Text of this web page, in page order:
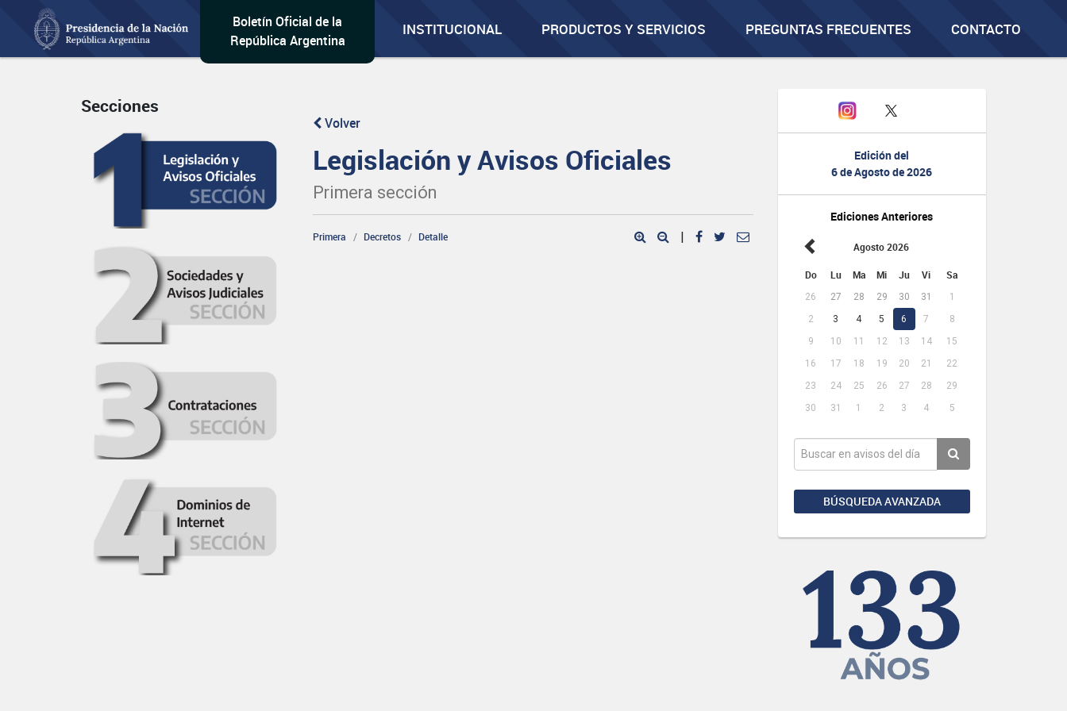
Boletín Oficial de la
República Argentina
INSTITUCIONAL PRODUCTOS Y SERVICIOS PREGUNTAS FRECUENTES CONTACTO
Edición del
6 de Agosto de 2026
Ediciones Anteriores
Agosto 2026
Do Lu Ma Mi Ju Vi Sa
26 27 28 29 30 31
1
2
3 4 5 6 7
8
9
10 11 12 13 14
15
16
17 18 19 20 21
22
23
24 25 26 27 28
29
30
31 1 2 3 4 5
BÚSQUEDA AVANZADA
Secciones
Volver
Legislación y Avisos Oficiales
Primera sección
Primera Decretos Detalle |